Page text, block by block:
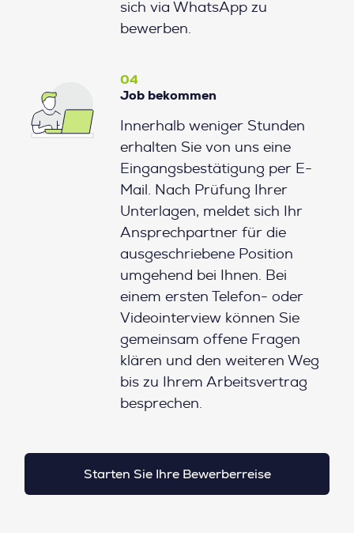
sich via WhatsApp zu
bewerben.
04
Job bekommen
Innerhalb weniger Stunden
erhalten Sie von uns eine
Eingangsbestätigung per E-
Mail. Nach Prüfung Ihrer
Unterlagen, meldet sich Ihr
Ansprechpartner für die
ausgeschriebene Position
umgehend bei Ihnen. Bei
einem ersten Telefon- oder
Videointerview können Sie
gemeinsam offene Fragen
klären und den weiteren Weg
bis zu Ihrem Arbeitsvertrag
besprechen.
Starten Sie Ihre Bewerberreise